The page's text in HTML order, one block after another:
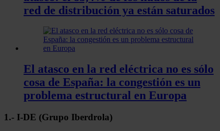
red de distribución ya están saturados
El atasco en la red eléctrica no es sólo
cosa de España: la congestión es un
problema estructural en Europa
1.- I-DE (Grupo Iberdrola)